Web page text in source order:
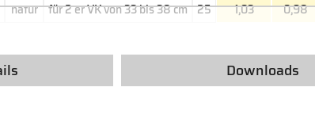
natur für 2 er VK von 33 bis 38 cm 25 1,03 0,98
Downloads